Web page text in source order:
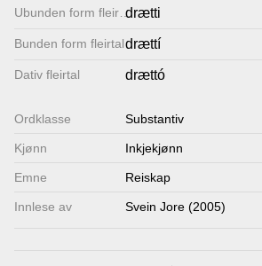
Ubunden form fleirtal
drætti
Bunden form fleirtaldrættí
Dativ fleirtal drættó
Ordklasse Substantiv
Kjønn Inkjekjønn
Emne Reiskap
Innlese av Svein Jore (2005)